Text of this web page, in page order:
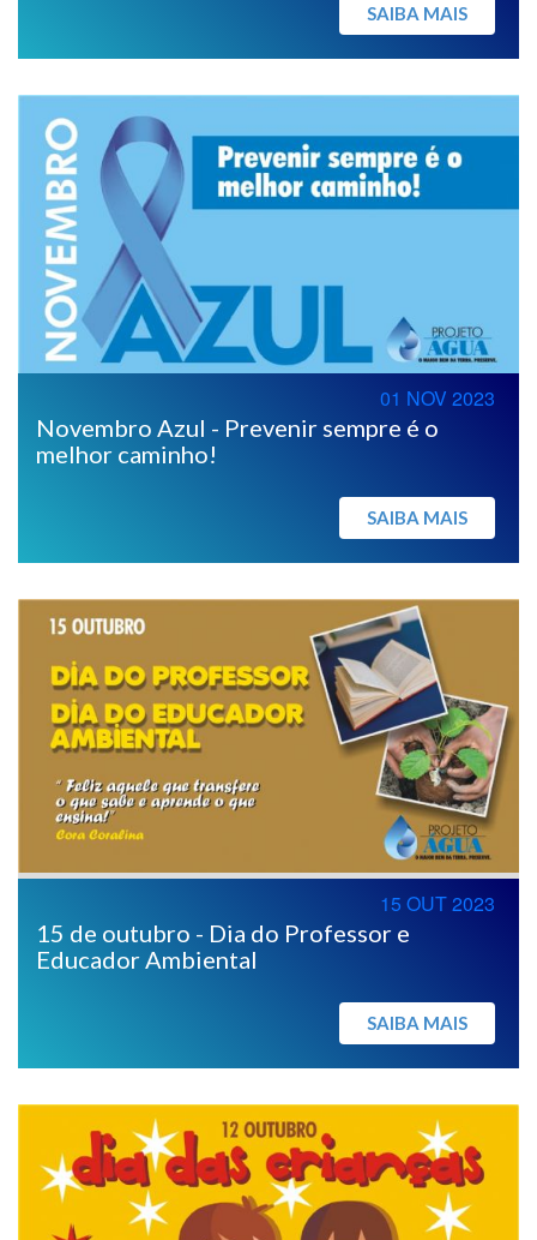
SAIBA MAIS
Novembro Azul - Prevenir sempre é o
melhor caminho!
01 NOV 2023
SAIBA MAIS
15 de outubro - Dia do Professor e
Educador Ambiental
15 OUT 2023
SAIBA MAIS